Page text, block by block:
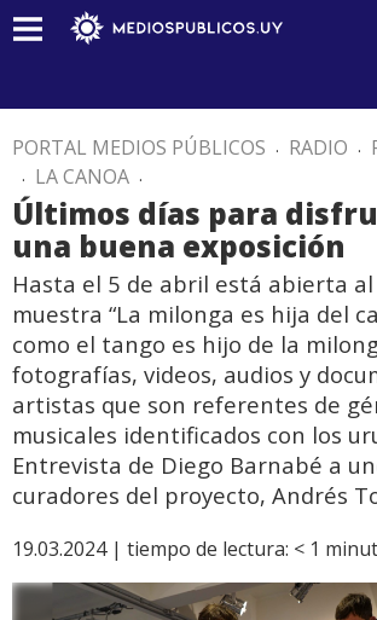
PORTAL MEDIOS PÚBLICOS . RADIO .
. LA CANOA .
Últimos días para
una buena exposición
Hasta el 5 de abril está abierta
muestra “La milonga es hija del
como el tango es hijo de la
fotografías, videos, audios y
artistas que son referentes de
musicales identificados con los
Entrevista de Diego Barnabé a
curadores del proyecto, Andrés
19.03.2024 | tiempo de lectura: < 1